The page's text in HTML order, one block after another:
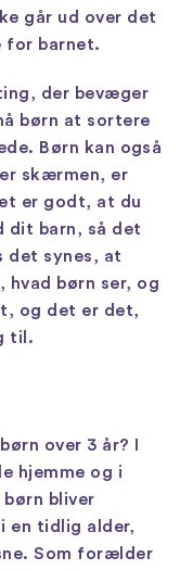
går ud over det
for barnet.
der bevæger
børn at sortere
Børn kan også
skærmen, er
er godt, at du
dit barn, så det
det synes, at
hvad børn ser, og
og det er det,
til.
over 3 år? I
hjemme og i
bliver
en tidlig alder,
Som forælder